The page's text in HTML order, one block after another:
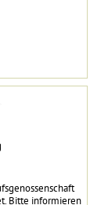
Bitte informieren